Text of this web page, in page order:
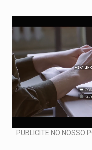
PUBLICITE NO NOSSO